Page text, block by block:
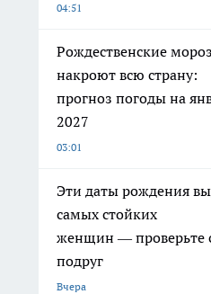
04:51
Рождественские
накроют всю страну:
прогноз погоды на
2027
03:01
Эти даты рождения
самых стойких
женщин — проверьте
подруг
Вчера